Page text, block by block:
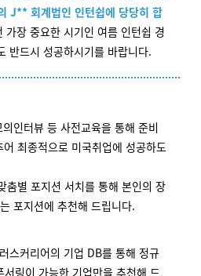
J** 회계법인 인턴쉽에 당당히 합
가장 중요한 시기인 여름 인턴쉽 경
반드시 성공하시기를 바랍니다.
인터뷰 등 사전교육을 통해 준비
최종적으로 미국취업에 성공하도
춤별 포지션 서치를 통해 본인의 장
포지션에 추천해 드립니다.
스커리어의 기업 DB를 통해 정규
링이 가능한 기업만을 추천해 드